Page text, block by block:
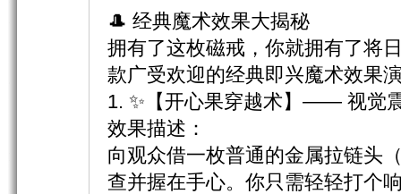
🎩 经典魔术效果大揭秘
拥有了这枚磁戒，你就拥有了将
款广受欢迎的经典即兴魔术效果
1. ✨【开心果穿越术】—— 视觉
效果描述：​
向观众借一枚普通的金属拉链头
查并握在手心。你只需轻轻打个